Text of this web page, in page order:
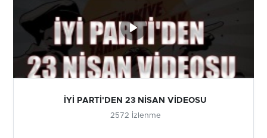
İYİ PARTİ'DEN 23 NİSAN VİDEOSU
2572 İzlenme